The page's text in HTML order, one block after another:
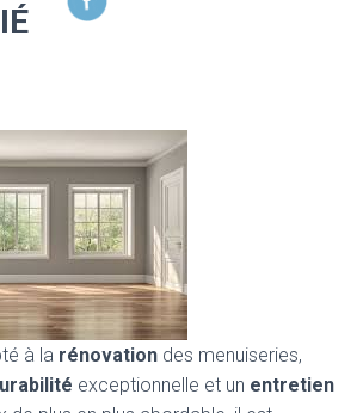
à la rénovation des menuiseries,
exceptionnelle et un entretien